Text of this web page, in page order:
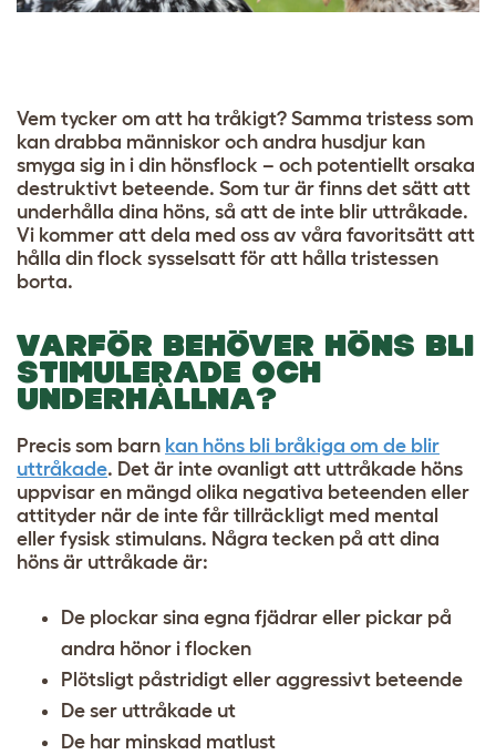
Vem tycker om att ha tråkigt? Samma tristess som
kan drabba människor och andra husdjur kan
smyga sig in i din hönsflock – och potentiellt orsaka
destruktivt beteende. Som tur är finns det sätt att
underhålla dina höns, så att de inte blir uttråkade.
Vi kommer att dela med oss av våra favoritsätt att
hålla din flock sysselsatt för att hålla tristessen
borta.
VARFÖR BEHÖVER HÖNS BLI
STIMULERADE OCH
UNDERHÅLLNA?
Precis som barn kan höns bli bråkiga om de blir
uttråkade. Det är inte ovanligt att uttråkade höns
uppvisar en mängd olika negativa beteenden eller
attityder när de inte får tillräckligt med mental
eller fysisk stimulans. Några tecken på att dina
höns är uttråkade är:
De plockar sina egna fjädrar eller pickar på
andra hönor i flocken
Plötsligt påstridigt eller aggressivt beteende
De ser uttråkade ut
De har minskad matlust